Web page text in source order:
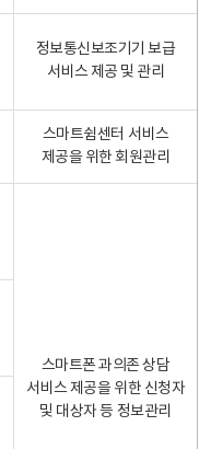
정보통신보조기기 보급
서비스 제공 및 관리
스마트쉼센터 서비스
제공을 위한 회원관리
스마트폰 과의존 상담
서비스 제공을 위한 신청자
및 대상자 등 정보관리